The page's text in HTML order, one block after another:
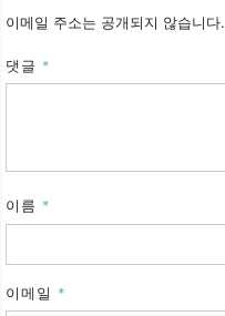
이메일 주소는 공개되지 않습니다.
댓글 *
이름 *
이메일 *